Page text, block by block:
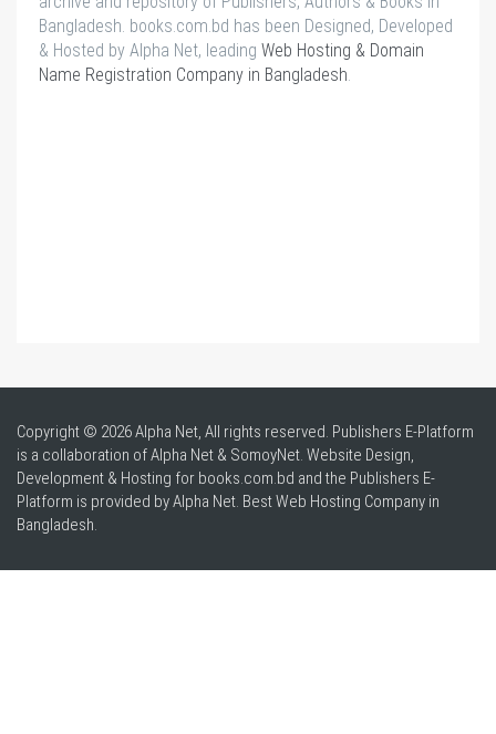
Bangladesh. books.com.bd has been Designed, Developed
& Hosted by Alpha Net, leading Web Hosting & Domain
Name Registration Company in Bangladesh
Copyright © 2026 Alpha Net, All rights reserved. Publishers E-Platform
is a collaboration of Alpha Net & SomoyNet. Website Design,
Development & Hosting for books.com.bd and the Publishers E-
Platform is provided by Alpha Net. BestWeb Hosting Company in
Bangladesh.